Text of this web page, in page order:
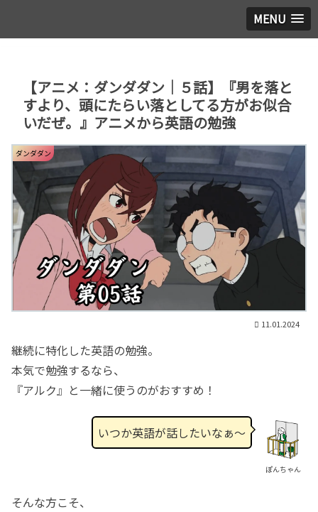
MENU
【アニメ：ダンダダン｜５話】『男を落と
すより、頭にたらい落としてる方がお似合
いだぜ。』アニメから英語の勉強
ダンダダン
11.01.2024
継続に特化した英語の勉強。
本気で勉強するなら、
『アルク』と一緒に使うのがおすすめ！
ぽんちゃん
いつか英語が話したいなぁ〜
そんな方こそ、